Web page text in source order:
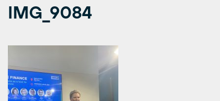
IMG_9084